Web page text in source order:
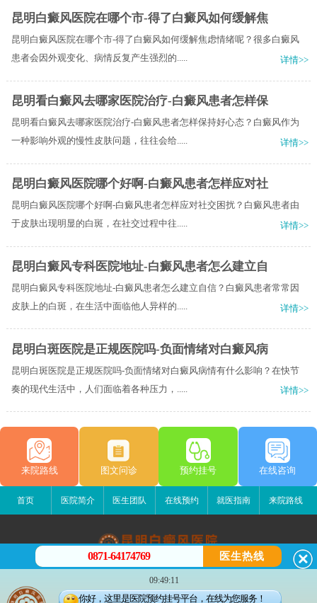
昆明白癜风医院在哪个市-得了白癜风如何缓解焦
昆明白癜风医院在哪个市-得了白癜风如何缓解焦虑情绪呢？很多白癜风
患者会因外观变化、病情反复产生强烈的.....
详情>>
昆明看白癜风去哪家医院治疗-白癜风患者怎样保
昆明看白癜风去哪家医院治疗-白癜风患者怎样保持好心态？白癜风作为
一种影响外观的慢性皮肤问题，往往会给.....
详情>>
昆明白癜风医院哪个好啊-白癜风患者怎样应对社
昆明白癜风医院哪个好啊-白癜风患者怎样应对社交困扰？白癜风患者由
于皮肤出现明显的白斑，在社交过程中往.....
详情>>
昆明白癜风专科医院地址-白癜风患者怎么建立自
昆明白癜风专科医院地址-白癜风患者怎么建立自信？白癜风患者常常因
皮肤上的白斑，在生活中面临他人异样的.....
详情>>
昆明白斑医院是正规医院吗-负面情绪对白癜风病
昆明白斑医院是正规医院吗-负面情绪对白癜风病情有什么影响？在快节
奏的现代生活中，人们面临着各种压力，.....
详情>>
来院路线 图文问诊 预约挂号 在线咨询
首页 医院简介 医生团队 在线预约 就医指南 来院路线
昆明白癜风医院
昆明市五华区护国路2号
版权所有：昆明白癜风医院
0871-64174769 医生热线
09:49:11
你好，这里是医院预约挂号平台，在线为您服务！